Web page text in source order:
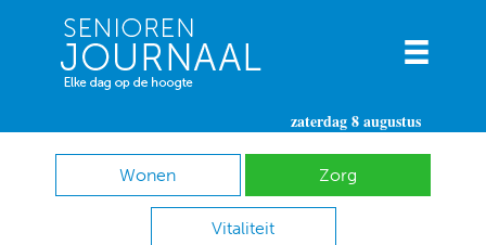
zaterdag 8 augustus
Wonen Zorg
Vitaliteit